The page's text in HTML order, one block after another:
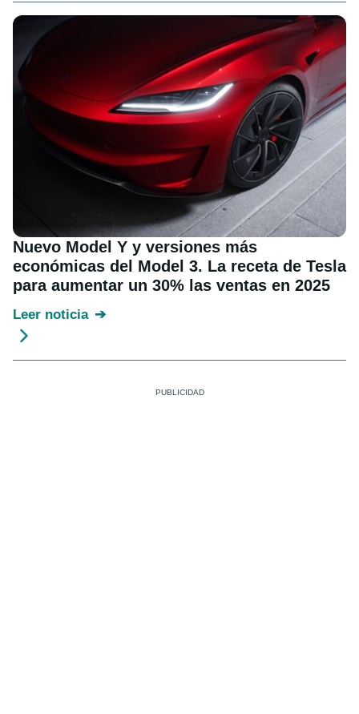
Nuevo Model Y y versiones más
económicas del Model 3. La receta de Tesla
para aumentar un 30% las ventas en 2025
Leer noticia